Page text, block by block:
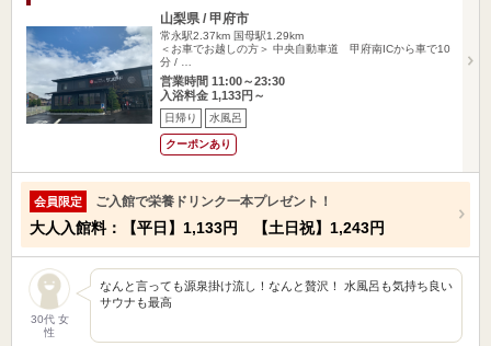
山梨県 / 甲府市
常永駅2.37km 国母駅1.29km
＜お車でお越しの方＞ 中央自動車道 甲府南ICから車で10
分 / …
営業時間 11:00～23:30
入浴料金 1,133円～
日帰り 水風呂
クーポンあり
会員限定 ご入館で栄養ドリンク一本プレゼント！
大人入館料：【平日】1,133円 【土日祝】1,243円
30代 女
性
なんと言っても源泉掛け流し！なんと贅沢！ 水風呂も気持ち良い
サウナも最高